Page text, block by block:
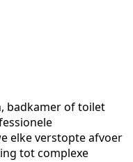
badkamer of toilet
elke verstopte afvoer
tot complexe